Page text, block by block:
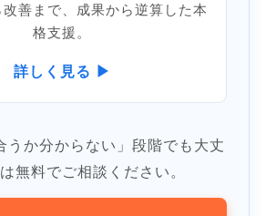
善まで、成果から逆算した本
格支援。
詳しく見る ▶
うか分からない」段階でも大丈
無料でご相談ください。